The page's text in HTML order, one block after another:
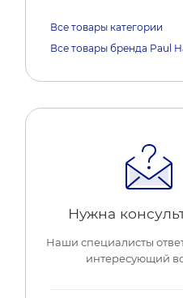
Все товары категории
Все товары бренда Paul
Нужна
Наши специалисты
интересующий